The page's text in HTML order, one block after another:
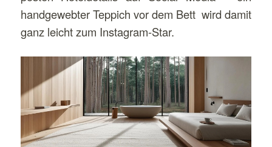
handgewebter Teppich vor dem Bett wird damit
ganz leicht zum Instagram-Star.